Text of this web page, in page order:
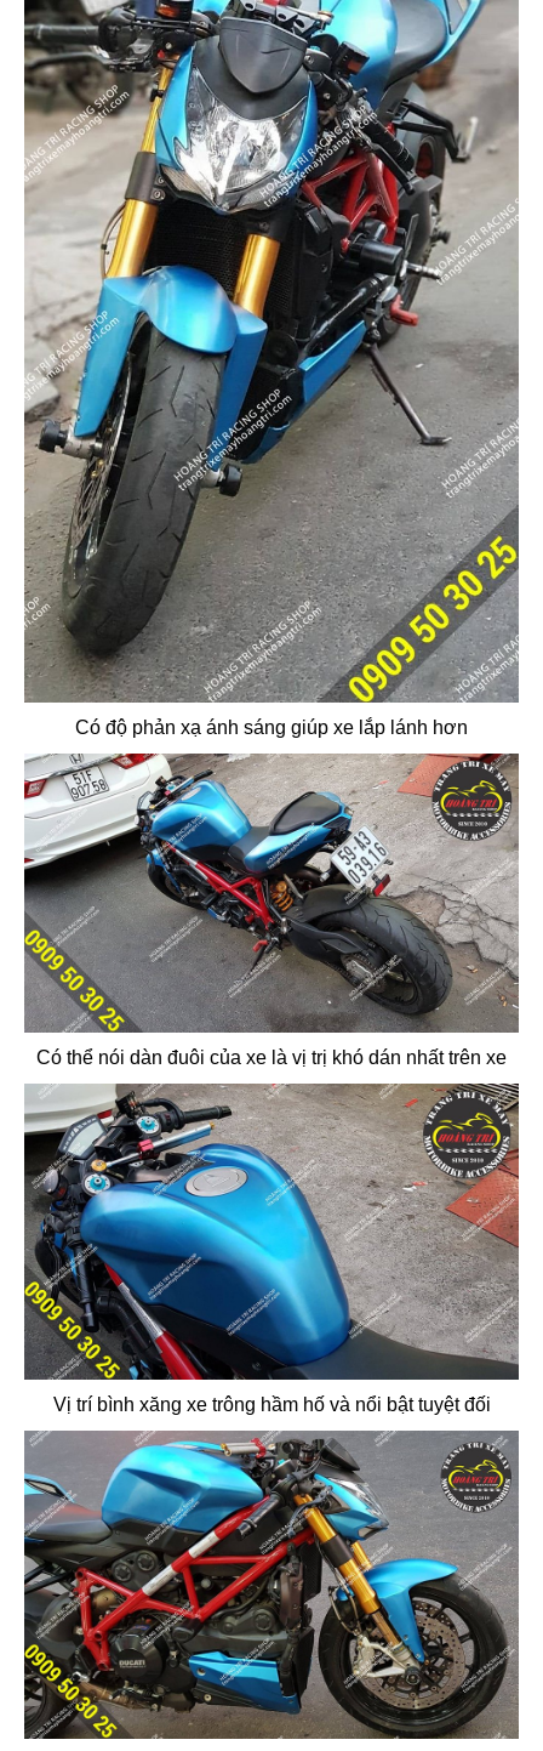
Có độ phản xạ ánh sáng giúp xe lắp lánh hơn
Có thể nói dàn đuôi của xe là vị trị khó dán nhất trên xe
Vị trí bình xăng xe trông hầm hố và nổi bật tuyệt đối